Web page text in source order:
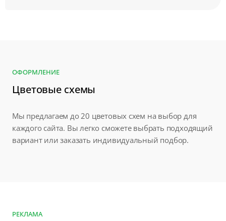
ОФОРМЛЕНИЕ
Цветовые схемы
Мы предлагаем до 20 цветовых схем на выбор для
каждого сайта. Вы легко сможете выбрать подходящий
вариант или заказать индивидуальный подбор.
РЕКЛАМА